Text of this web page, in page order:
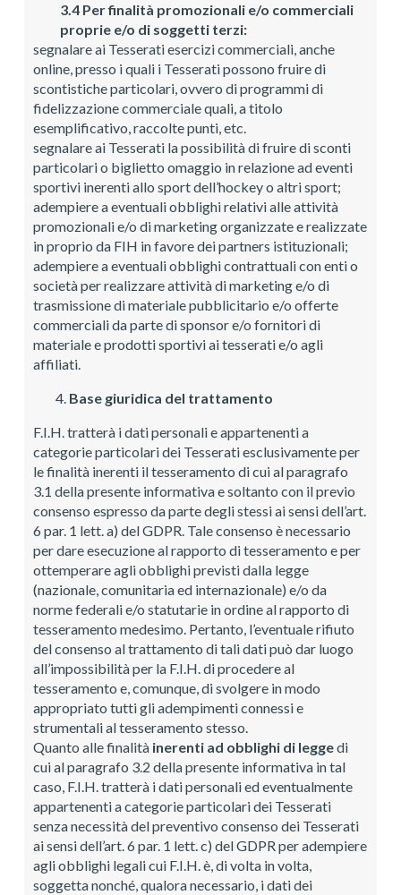
3.4 Per finalità promozionali e/o commerciali
proprie e/o di soggetti terzi:
segnalare ai Tesserati esercizi commerciali, anche
online, presso i quali i Tesserati possono fruire di
scontistiche particolari, ovvero di programmi di
fidelizzazione commerciale quali, a titolo
esemplificativo, raccolte punti, etc.
segnalare ai Tesserati la possibilità di fruire di sconti
particolari o biglietto omaggio in relazione ad eventi
sportivi inerenti allo sport dell’hockey o altri sport;
adempiere a eventuali obblighi relativi alle attività
promozionali e/o di marketing organizzate e realizzate
in proprio da FIH in favore dei partners istituzionali;
adempiere a eventuali obblighi contrattuali con enti o
società per realizzare attività di marketing e/o di
trasmissione di materiale pubblicitario e/o offerte
commerciali da parte di sponsor e/o fornitori di
materiale e prodotti sportivi ai tesserati e/o agli
affiliati.
Base giuridica del trattamento
F.I.H. tratterà i dati personali e appartenenti a
categorie particolari dei Tesserati esclusivamente per
le finalità inerenti il tesseramento di cui al paragrafo
3.1 della presente informativa e soltanto con il previo
consenso espresso da parte degli stessi ai sensi dell’art.
6 par. 1 lett. a) del GDPR. Tale consenso è necessario
per dare esecuzione al rapporto di tesseramento e per
ottemperare agli obblighi previsti dalla legge
(nazionale, comunitaria ed internazionale) e/o da
norme federali e/o statutarie in ordine al rapporto di
tesseramento medesimo. Pertanto, l’eventuale rifiuto
del consenso al trattamento di tali dati può dar luogo
all’impossibilità per la F.I.H. di procedere al
tesseramento e, comunque, di svolgere in modo
appropriato tutti gli adempimenti connessi e
strumentali al tesseramento stesso.
Quanto alle finalità inerenti ad obblighi di leggedi
cui al paragrafo 3.2 della presente informativa in tal
caso, F.I.H. tratterà i dati personali ed eventualmente
appartenenti a categorie particolari dei Tesserati
senza necessità del preventivo consenso dei Tesserati
ai sensi dell’art. 6 par. 1 lett. c) del GDPR per adempiere
agli obblighi legali cui F.I.H. è, di volta in volta,
soggetta nonché, qualora necessario, i dati dei